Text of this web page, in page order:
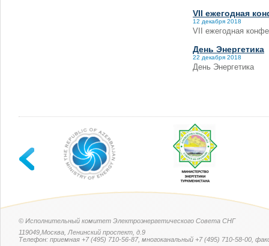
VII ежегодная
12 декабря 2018
VII ежегодная
День Энергетика
22 декабря 2018
День Энергетика
© Исполнительный комитет Электроэнергетического Совета СНГ
119049,Москва, Ленинский проспект, д.9
Телефон: приемная +7 (495) 710-56-87, многоканальный +7 (495) 710-58-00,